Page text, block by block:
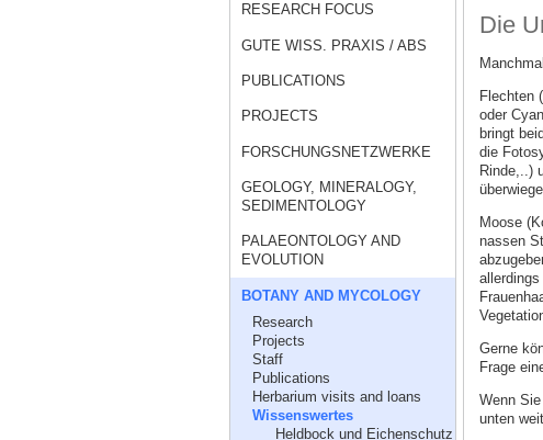
RESEARCH FOCUS
GUTE WISS. PRAXIS / ABS
PUBLICATIONS
PROJECTS
FORSCHUNGSNETZWERKE
GEOLOGY, MINERALOGY,
SEDIMENTOLOGY
PALAEONTOLOGY AND
EVOLUTION
BOTANY AND MYCOLOGY
Research
Projects
Staff
Publications
Herbarium visits and loans
Wissenswertes
Heldbock und Eichenschutz
Die
Flechten
oder
bringt
die
Rinde,..)
Moose
nassen
Gerne
Frage
Wenn
unten